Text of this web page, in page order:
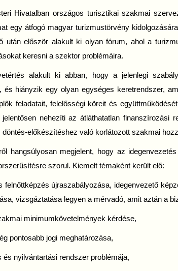
Hivatalban országos turisztikai szakmai
egy átfogó magyar turizmustörvény
után először alakult ki olyan fórum, ahol a
keresni a szektor problémáira.
alakult ki abban, hogy a jelenlegi
és hiányzik egy olyan egységes keretrendszer,
feladatait, felelősségi köreit és
nehezíti az átláthatatlan finanszírozási
előkészítéshez való korlátozott szakmai
hangsúlyosan megjelent, hogy az
szorul. Kiemelt témaként került elő:
újraszabályozása, idegenvezető
vizsgáztatása legyen a mérvadó, amit aztán a
minimumkövetelmények kérdése,
jogi meghatározása,
nyilvántartási rendszer problémája,